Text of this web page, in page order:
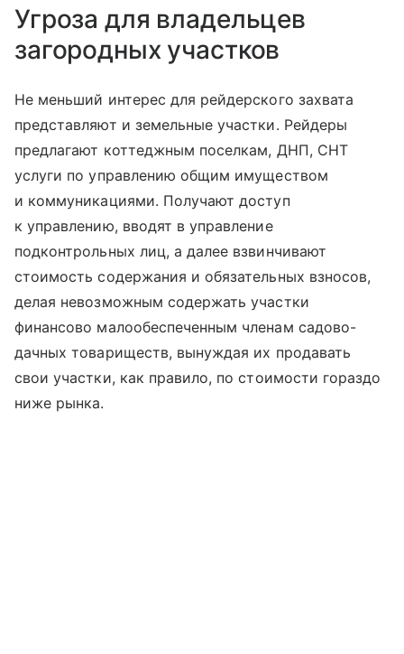
Угроза для владельцев
загородных участков
Не меньший интерес для рейдерского захвата
представляют и земельные участки. Рейдеры
предлагают коттеджным поселкам, ДНП, СНТ
услуги по управлению общим имуществом
и коммуникациями. Получают доступ
к управлению, вводят в управление
подконтрольных лиц, а далее взвинчивают
стоимость содержания и обязательных взносов,
делая невозможным содержать участки
финансово малообеспеченным членам садово-
дачных товариществ, вынуждая их продавать
свои участки, как правило, по стоимости гораздо
ниже рынка.